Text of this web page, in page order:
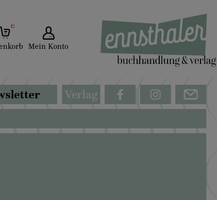
0
Mein Konto
Verlag